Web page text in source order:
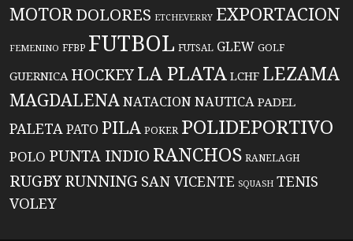
MOTORDOLORES ETCHEVERRY EXPORTACION
FEMENINO FFBP FUTBOL FUTSAL GLEW GOLF
GUERNICA HOCKEYLA PLATA LCHF LEZAMA
MAGDALENANATACIONNAUTICA PADEL
PALETAPATO PILA POKER POLIDEPORTIVO
POLO PUNTA INDIO RANCHOS RANELAGH
RUGBYRUNNING SAN VICENTE SQUASH TENIS
VOLEY